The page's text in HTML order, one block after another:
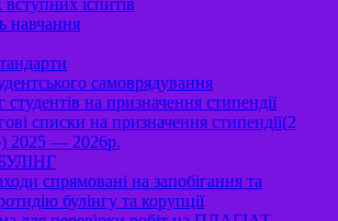
навчання
самоврядування
студентів на призначення стипендії
списки на призначення стипендії(2
2025 — 2026р.
спрямовані на запобігання та
булінгу та корупції